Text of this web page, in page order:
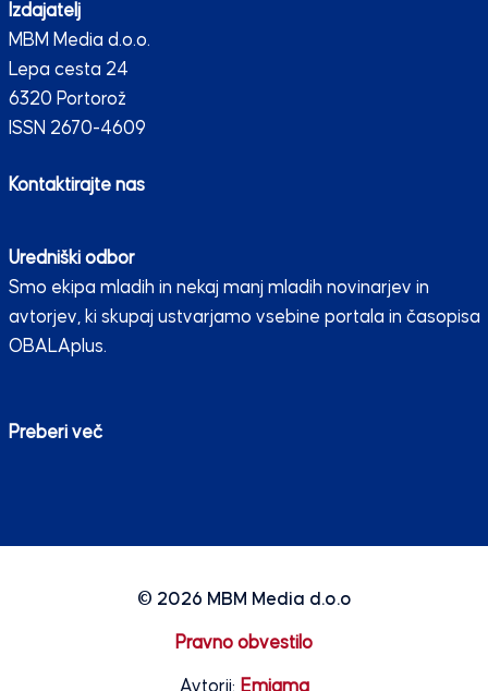
Izdajatelj
MBM Media d.o.o.
Lepa cesta 24
6320 Portorož
ISSN 2670-4609
Kontaktirajte nas
Uredniški odbor
Smo ekipa mladih in nekaj manj mladih novinarjev in
avtorjev, ki skupaj ustvarjamo vsebine portala in časopisa
OBALAplus.
Preberi več
© 2026 MBM Media d.o.o
Pravno obvestilo
Avtorji: Emigma